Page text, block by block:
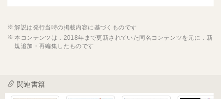
解説は発行当時の掲載内容に基づくものです
本コンテンツは，2018年まで更新されていた同名コンテンツを元に，新
規追加・再編集したものです
関連書籍